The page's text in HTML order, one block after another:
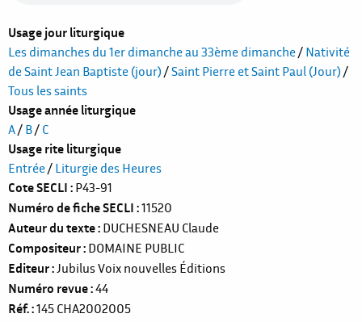
Usage jour liturgique
Les dimanches du 1er dimanche au 33ème dimanche/ Nativité
de Saint Jean Baptiste (jour) /Saint Pierre et Saint Paul (Jour) /
Tous les saints
Usage année liturgique
A/ B/ C
Usage rite liturgique
Entrée/ Liturgie des Heures
Cote SECLI P43-91
Numéro de fiche SECLI 11520
Auteur du texte DUCHESNEAU Claude
Compositeur DOMAINE PUBLIC
Editeur Jubilus Voix nouvelles Éditions
Numéro revue 44
Réf. 145 CHA2002005